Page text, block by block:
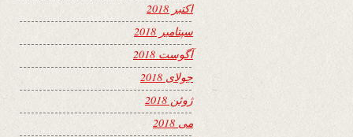
اکتبر 2018
سپتامبر 2018
آگوست 2018
جولای 2018
ژوئن 2018
می 2018